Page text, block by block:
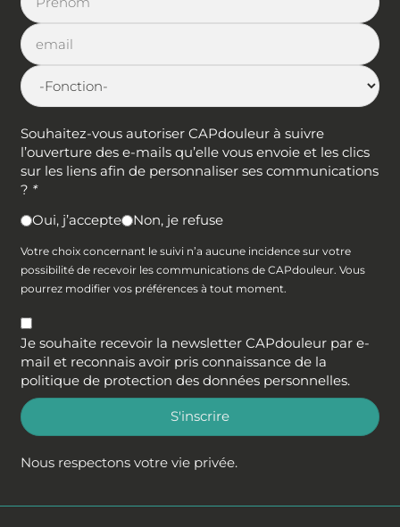
Souhaitez-vous autoriser CAPdouleur à suivre
l’ouverture des e-mails qu’elle vous envoie et les clics
sur les liens afin de personnaliser ses communications
? *
Oui, j’accepte
Non, je refuse
Votre choix concernant le suivi n’a aucune incidence sur votre
possibilité de recevoir les communications de CAPdouleur. Vous
pourrez modifier vos préférences à tout moment.
Je souhaite recevoir la newsletter CAPdouleur par e-
mail et reconnais avoir pris connaissance de la
politique de protection des données personnelles.
S'inscrire
Nous respectons votre vie privée.